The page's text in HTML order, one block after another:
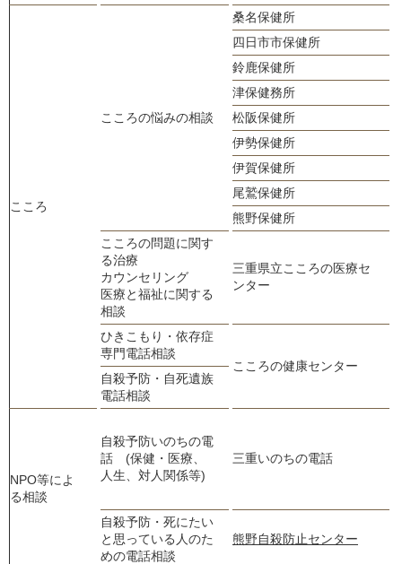
こころ
こころの悩みの相談
桑名保健所
四日市市保健所
鈴鹿保健所
津保健務所
松阪保健所
伊勢保健所
伊賀保健所
尾鷲保健所
熊野保健所
こころの問題に関す
る治療
カウンセリング
医療と福祉に関する
相談
三重県立こころの医療セ
ンター
ひきこもり・依存症
専門電話相談
こころの健康センター
自殺予防・自死遺族
電話相談
NPO等によ
る相談
自殺予防いのちの電
話 (保健・医療、
人生、対人関係等)
三重いのちの電話
自殺予防・死にたい
と思っている人のた
めの電話相談
熊野自殺防止センター